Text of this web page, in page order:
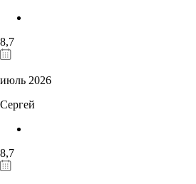
8,7
июль 2026
Сергей
8,7